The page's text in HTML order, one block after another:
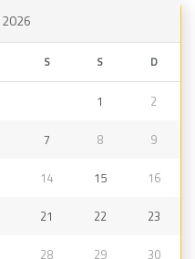
2026
S S D
1 2
7 8 9
14 15 16
21 22 23
28 29 30